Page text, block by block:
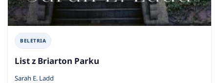
BELETRIA
List z Briarton Parku
Sarah E. Ladd